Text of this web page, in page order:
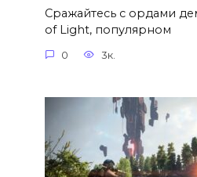
Сражайтесь с ордами
of Light, популярном
0 3к.